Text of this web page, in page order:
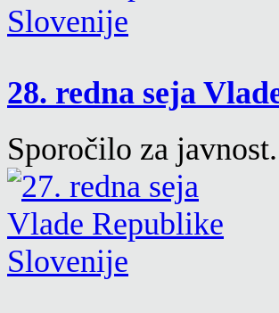
28. redna seja
Sporočilo za